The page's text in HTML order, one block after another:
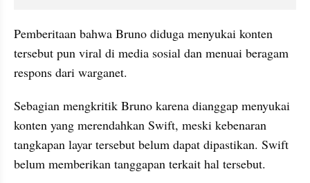
Pemberitaan bahwa Bruno diduga menyukai konten
tersebut pun viral di media sosial dan menuai beragam
respons dari warganet.
Sebagian mengkritik Bruno karena dianggap menyukai
konten yang merendahkan Swift, meski kebenaran
tangkapan layar tersebut belum dapat dipastikan. Swift
belum memberikan tanggapan terkait hal tersebut.